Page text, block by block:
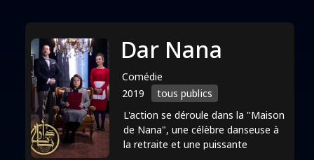
Dar Nana
Comédie
2019
tous publics
L'action se déroule dans la "Maison
de Nana", une célèbre danseuse à
la retraite et une puissante